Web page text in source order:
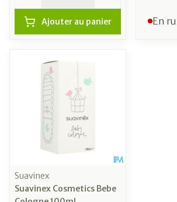
Ajouter au panier En
Suavinex
Suavinex Cosmetics Bebe